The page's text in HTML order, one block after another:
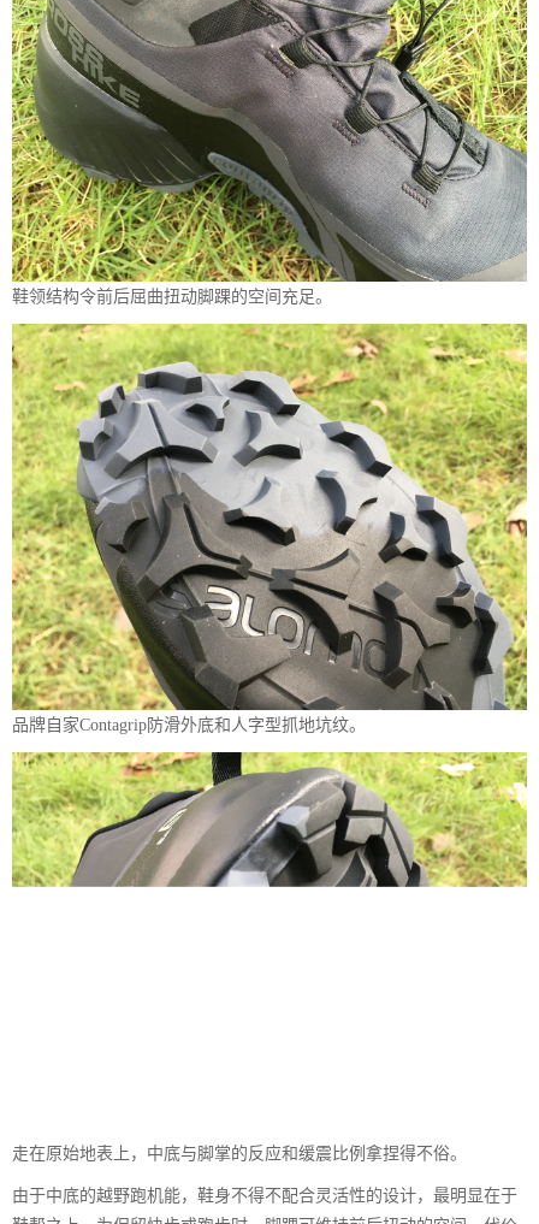
鞋领结构令前后屈曲扭动脚踝的空间充足。
品牌自家Contagrip防滑外底和人字型抓地坑纹。
走在原始地表上，中底与脚掌的反应和缓震比例拿捏得不俗。
由于中底的越野跑机能，鞋身不得不配合灵活性的设计，最明显在于